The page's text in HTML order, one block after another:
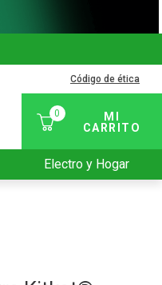
Código de ética
0
Electro y Hogar